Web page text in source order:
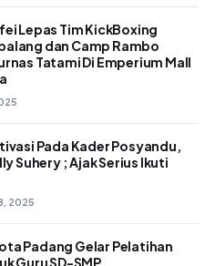
Lepas Tim KickBoxing
dan Camp Rambo
Tatami Di Emperium Mall
Pada Kader Posyandu,
Suhery ; Ajak Serius Ikuti
2025
Padang Gelar Pelatihan
Guru SD-SMP